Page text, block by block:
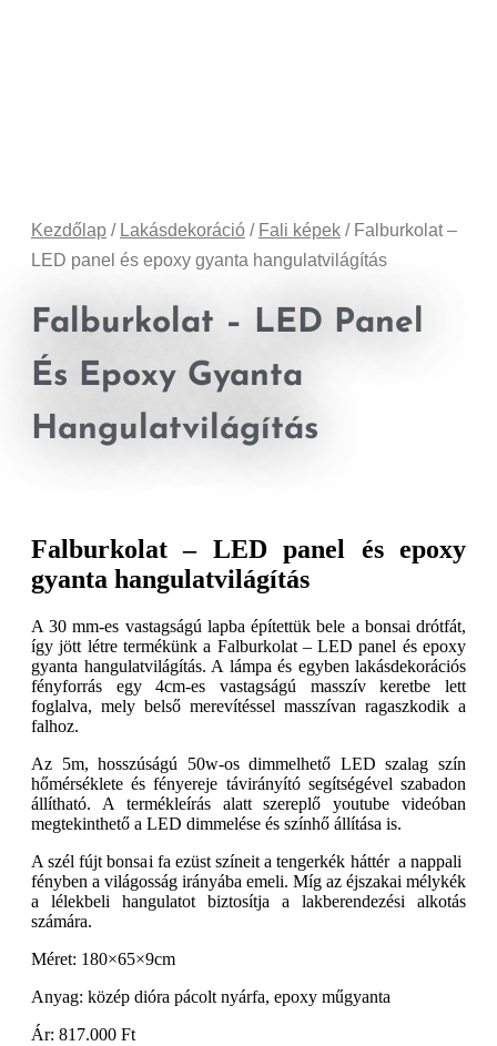
Kezdőlap / Lakásdekoráció / Fali képek / Falburkolat –
LED panel és epoxy gyanta hangulatvilágítás
Falburkolat – LED Panel
És Epoxy Gyanta
Hangulatvilágítás
Falburkolat – LED panel és epoxy
gyanta hangulatvilágítás
A 30 mm-es vastagságú lapba építettük bele a bonsai drótfát,
így jött létre termékünk a Falburkolat – LED panel és epoxy
gyanta hangulatvilágítás. A lámpa és egyben lakásdekorációs
fényforrás egy 4cm-es vastagságú masszív keretbe lett
foglalva, mely belső merevítéssel masszívan ragaszkodik a
falhoz.
Az 5m, hosszúságú 50w-os dimmelhető LED szalag szín
hőmérséklete és fényereje távirányító segítségével szabadon
állítható. A termékleírás alatt szereplő youtube videóban
megtekinthető a LED dimmelése és színhő állítása is.
A szél fújt bonsai fa ezüst színeit a tengerkék háttér a nappali
fényben a világosság irányába emeli. Míg az éjszakai mélykék
a lélekbeli hangulatot biztosítja a lakberendezési alkotás
számára.
Méret: 180×65×9cm
Anyag: közép dióra pácolt nyárfa, epoxy műgyanta
Ár: 817.000 Ft